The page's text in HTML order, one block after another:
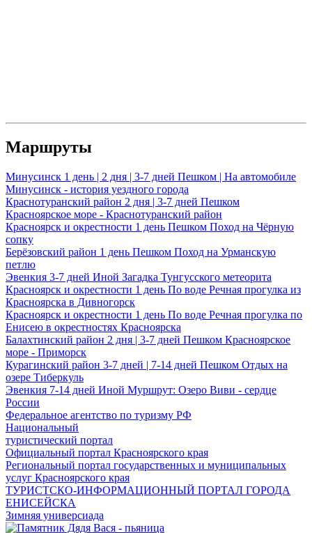
Маршруты
Минусинск 1 день | 2 дня | 3-7 дней Пешком | На автомобиле
Минусинск - история уездного города
Краснотуранский район 2 дня | 3-7 дней Пешком
Красноярское море - Краснотуранский район
Красноярск и окрестности 1 день Пешком Поход на Чёрную
сопку
Берёзовский район 1 день Пешком Поход на Урманскую
петлю
Эвенкия 3-7 дней Иной Загадка Тунгусского метеорита
Красноярск и окрестности 1 день По воде Речная прогулка из
Красноярска в Дивногорск
Красноярск и окрестности 1 день По воде Речная прогулка по
Енисею в окрестностях Красноярска
Балахтинский район 2 дня | 3-7 дней Пешком Красноярское
море - Приморск
Курагинский район 3-7 дней | 7-14 дней Пешком Отдых на
озере Тиберкуль
Эвенкия 7-14 дней Иной Муршрут: Озеро Виви - сердце
России
Федеральное агентство по туризму РФ
Национальный
туристический портал
Официальный портал Красноярского края
Региональный портал государственных и муниципальных
услуг Красноярского края
ТУРИСТСКО-ИНФОРМАЦИОННЫЙ ПОРТАЛ ГОРОДА
ЕНИСЕЙСКА
Зимняя универсиада